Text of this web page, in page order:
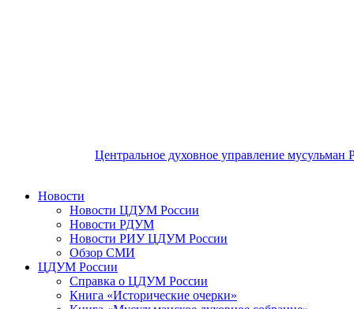
Центральное духовное управление мусульман
Новости
Новости ЦДУМ России
Новости РДУМ
Новости РИУ ЦДУМ России
Обзор СМИ
ЦДУМ России
Справка о ЦДУМ России
Книга «Исторические очерки»